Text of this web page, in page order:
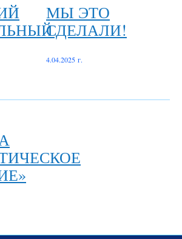
МЫ ЭТО
СДЕЛАЛИ!
4.04.2025 г.